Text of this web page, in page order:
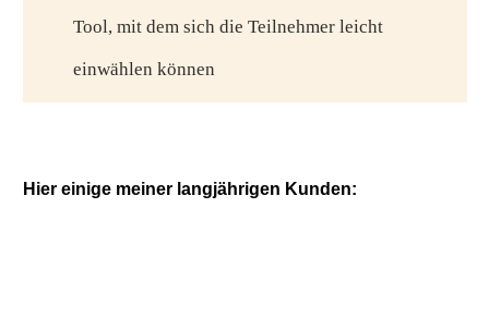
Tool, mit dem sich die Teilnehmer leicht
einwählen können
Hier einige meiner langjährigen Kunden: